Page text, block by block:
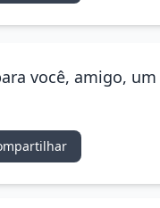
você, amigo,